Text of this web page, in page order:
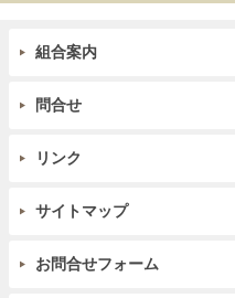
組合案内
問合せ
リンク
サイトマップ
お問合せフォーム